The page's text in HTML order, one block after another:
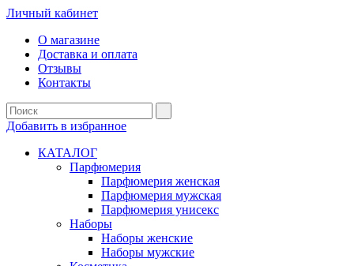
Личный кабинет
О магазине
Доставка и оплата
Отзывы
Контакты
Добавить в избранное
КАТАЛОГ
Парфюмерия
Парфюмерия женская
Парфюмерия мужская
Парфюмерия унисекс
Наборы
Наборы женские
Наборы мужские